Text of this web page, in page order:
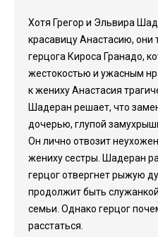
Хотя Грегор и Эльвира
красавицу Анастасию, они
герцога Кироса Гранадо,
жестокостью и ужасным
к жениху Анастасия
Шадеран решает, что
дочерью, глупой
Он лично отвозит
жениху сестры. Шадеран
герцог отвергнет рыжую
продолжит быть
семьи. Однако герцог
расстаться.